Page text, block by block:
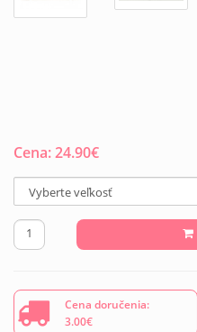
Cena:24.90€
Cena doručenia:
3.00€